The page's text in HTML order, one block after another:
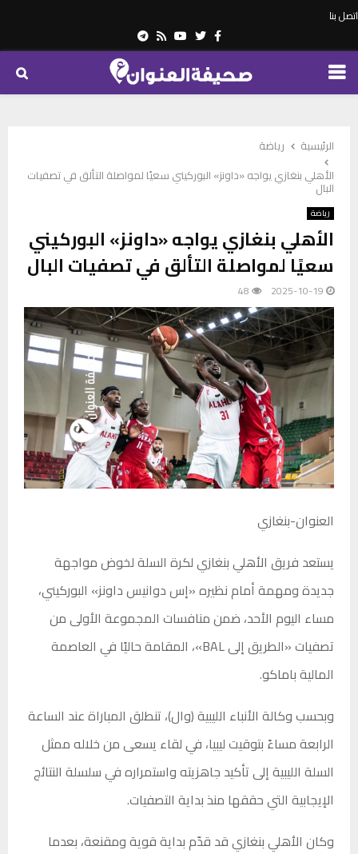
اتصل بنا
Facebook
Twitter
Youtube
Rss
Telegram
PRIMARY
الرئيسية
رياضة
الأهلي بنغازي يواجه «داونز» البوركيني سعيًا لمواصلة التألق في تصفيات
البال
رياضة
الأهلي بنغازي يواجه «داونز» البوركيني
سعيًا لمواصلة التألق في تصفيات البال
2025-10-19
48
العنوان-بنغازي
يستعد فريق الأهلي بنغازي لكرة السلة لخوض مواجهة
جديدة ومهمة أمام نظيره «إس دوانيس داونز» البوركيني،
مساء اليوم الأحد، ضمن منافسات المجموعة الأولى من
تصفيات «الطريق إلى BAL»، المقامة حاليًا في العاصمة
المالية باماكو.
وبحسب وكالة الأنباء الليبية (وال)، تنطلق المباراة عند الساعة
الرابعة مساءً بتوقيت ليبيا، في لقاء يسعى من خلاله ممثل
السلة الليبية إلى تأكيد جاهزيته واستمراره في سلسلة النتائج
الإيجابية التي حققها منذ بداية التصفيات.
وكان الأهلي بنغازي قد قدّم بداية قوية ومقنعة، بعدما